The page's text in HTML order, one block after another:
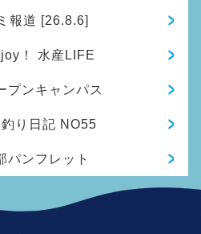
報道 [26.8.6]
！ 水産LIFE
プンキャンパス
り日記 NO55
パンフレット